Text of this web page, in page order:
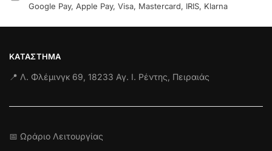
Google Pay, Apple Pay, Visa, Mastercard, IRIS, Klarna
ΚΑΤΆΣΤΗΜΑ
📍 Λ. Φλέμινγκ 69, 18233 Αγ. Ι. Ρέντης, Πειραιάς
📅 Ωράριο Λειτουργίας